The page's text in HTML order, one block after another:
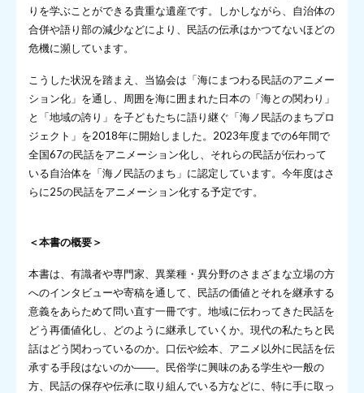
りを学ぶことができる貴重な遺産です。しかしながら、自治体の
合併や語り部の減少などにより、民話の伝承はかつてないほどの
危機に瀕しています。
こうした状況を踏まえ、当協会は「海にまつわる民話のアニメー
ション化」を通し、周囲を海に囲まれた日本の「海との関わり」
と「地域の誇り」を子どもたちに語り継ぐ「海ノ民話のまちプロ
ジェクト」を2018年に開始しました。2023年度までの6年間で
全国67の民話をアニメーション化し、それらの民話が伝わって
いる自治体を「海ノ民話のまち」に認定しています。今年度はさ
らに25の民話をアニメーション化する予定です。
＜本書の概要＞
本書は、有識者や専門家、異業種・異分野のさまざまな立場の方
へのインタビューや寄稿を通して、民話の価値とそれを継承する
意義をあらためて問い直す一冊です。地域に伝わってきた民話を
どう再価値化し、どのように継承していくか。現代の私たちと民
話はどう関わっているのか。口伝や絵本、アニメ以外に民話を伝
承する手段はないのか――。民俗学に興味のある学生や一般の
方、民話の保存や伝承に取り組んでいる方などに、特に手に取っ